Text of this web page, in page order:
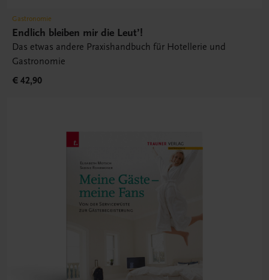
Gastronomie
Endlich bleiben mir die Leut’!
Das etwas andere Praxishandbuch für Hotellerie und
Gastronomie
€ 42,90